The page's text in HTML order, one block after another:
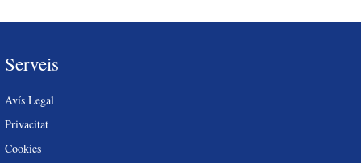
Serveis
Avís Legal
Privacitat
Cookies